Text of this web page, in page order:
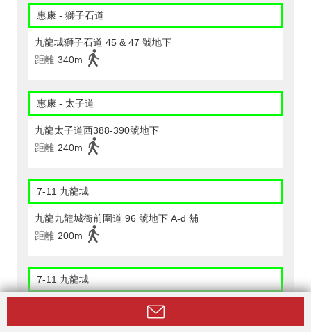
惠康 - 獅子石道
九龍城獅子石道 45 & 47 號地下
距離 340m
惠康 - 太子道
九龍太子道西388-390號地下
距離 240m
7-11 九龍城
九龍九龍城衙前圍道 96 號地下 A-d 舖
距離 200m
7-11 九龍城
九龍九龍城衙前圍道132-134號福興大廈 地下5號舖位。
距離 360m